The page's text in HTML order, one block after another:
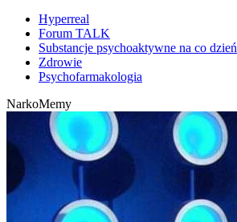
Hyperreal
Forum TALK
Substancje psychoaktywne na co dzień
Zdrowie
Psychofarmakologia
NarkoMemy